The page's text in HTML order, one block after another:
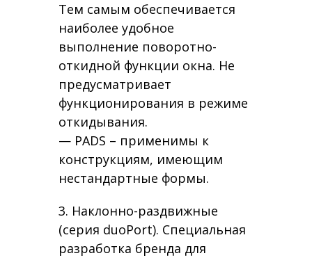
Тем самым обеспечивается
наиболее удобное
выполнение поворотно-
откидной функции окна. Не
предусматривает
функционирования в режиме
откидывания.
— PADS – применимы к
конструкциям, имеющим
нестандартные формы.
3. Наклонно-раздвижные
(серия duoPort). Специальная
разработка бренда для